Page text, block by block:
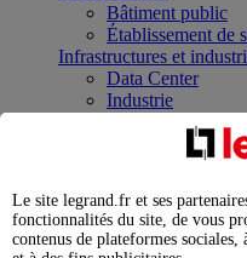
Bâtiment public
Établissement de
Infrastructures et
Data Center
Industrie
Infrastructures
Contrôler et
Répartir et
Legrand Data
expertises au
Le site legrand.fr et ses
fonctionnalités du site, de vous
contenus de plateformes